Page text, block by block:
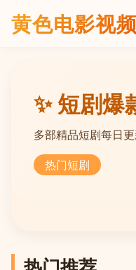
黄色电影视频
✨ 短剧爆
多部精品短剧每日
热门短剧